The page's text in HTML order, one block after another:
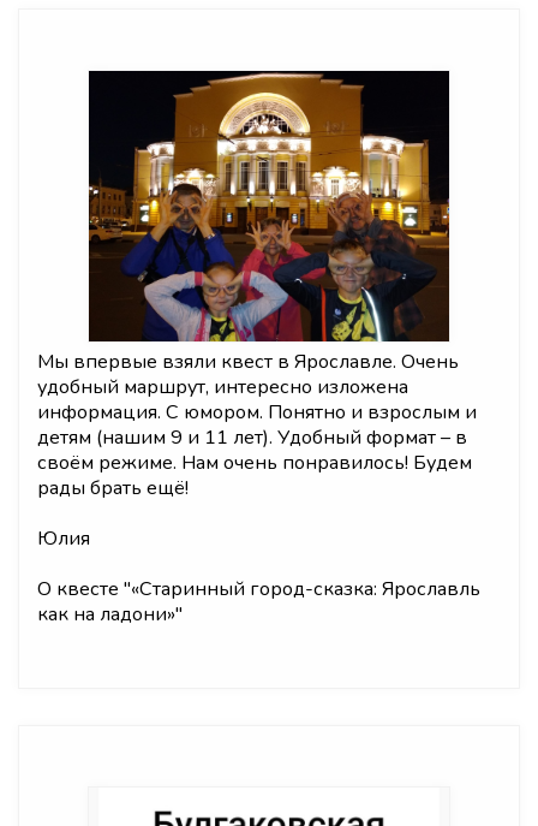
Мы впервые взяли квест в Ярославле. Очень
удобный маршрут, интересно изложена
информация. С юмором. Понятно и взрослым и
детям (нашим 9 и 11 лет). Удобный формат – в
своём режиме. Нам очень понравилось! Будем
рады брать ещё!
Юлия
О квесте "«Старинный город-сказка: Ярославль
как на ладони»"